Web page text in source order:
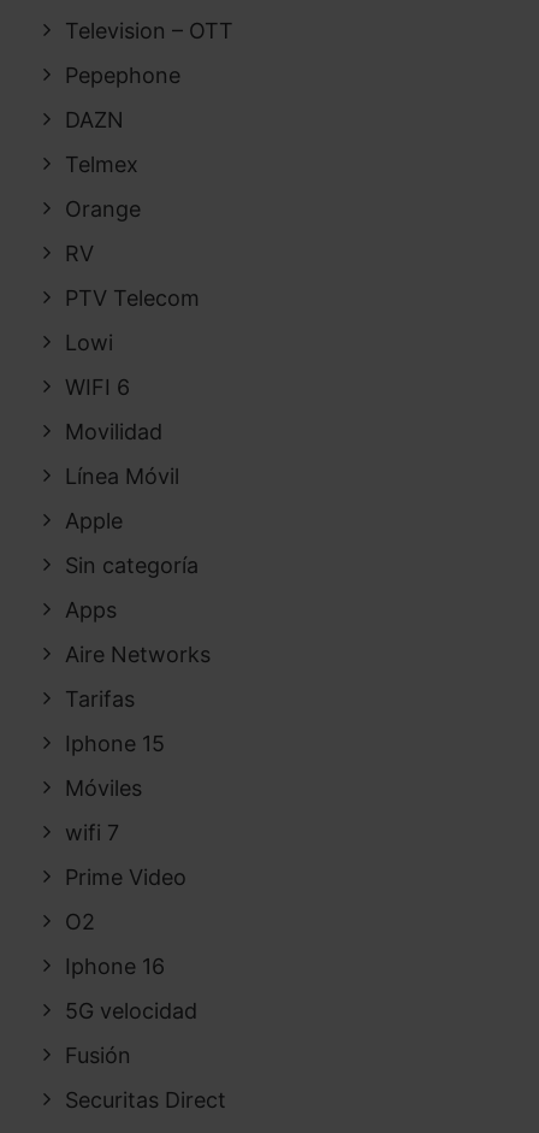
Television – OTT
Pepephone
DAZN
Telmex
Orange
RV
PTV Telecom
Lowi
WIFI 6
Movilidad
Línea Móvil
Apple
Sin categoría
Apps
Aire Networks
Tarifas
Iphone 15
Móviles
wifi 7
Prime Video
O2
Iphone 16
5G velocidad
Fusión
Securitas Direct